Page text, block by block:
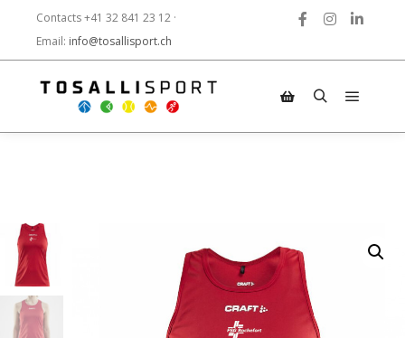
Contacts +41 32 841 23 12 ·
Email: info@tosallisport.ch